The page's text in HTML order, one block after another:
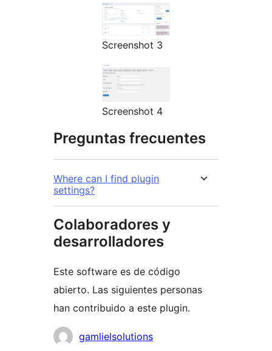
Screenshot 3
Screenshot 4
Preguntas frecuentes
Where can I find plugin
settings?
Colaboradores y
desarrolladores
Este software es de código
abierto. Las siguientes personas
han contribuido a este plugin.
Colaboradores
gamlielsolutions